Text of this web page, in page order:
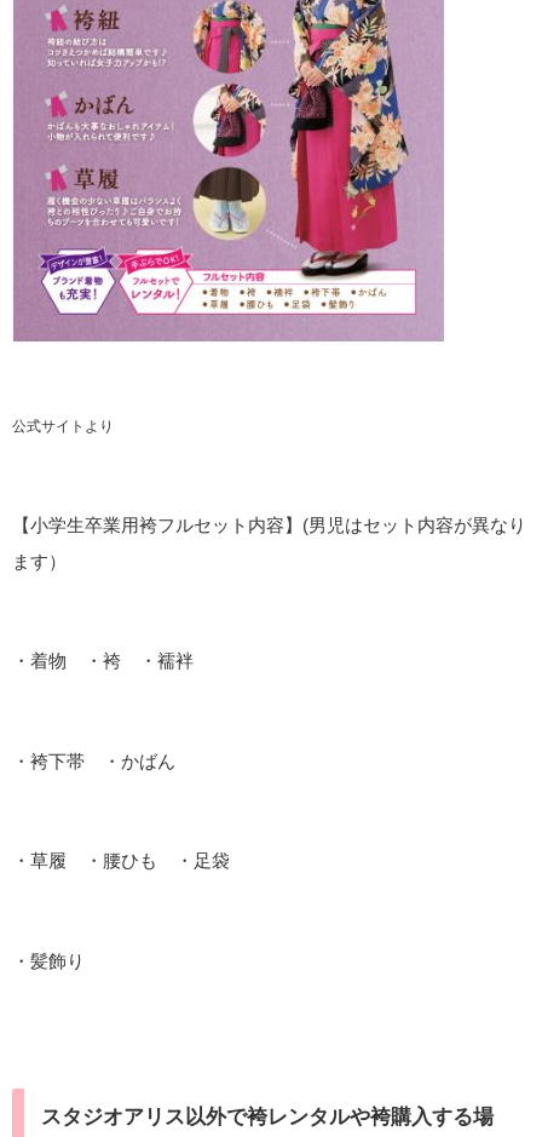
公式サイトより
【小学生卒業用袴フルセット内容】(男児はセット内容が異なり
ます）
・着物 ・袴 ・襦袢
・袴下帯 ・かばん
・草履 ・腰ひも ・足袋
・髪飾り
スタジオアリス以外で袴レンタルや袴購入する場